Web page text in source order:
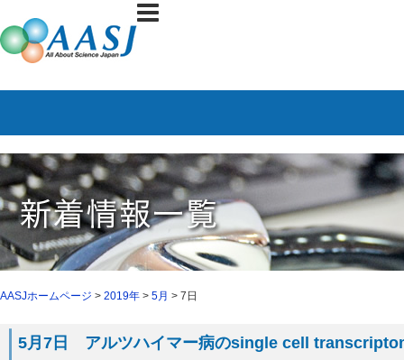
AASJホームページ > 2019年 > 5月 > 7日
5月7日 アルツハイマー病のsingle cell